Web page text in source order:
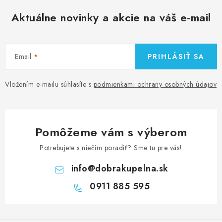
Aktuálne novinky a akcie na váš e-mail
Email
Vložením e-mailu súhlasíte s podmienkami ochrany osobných údajov
PRIHLÁSIŤ SA
Pomôžeme vám s výberom
Potrebujete s niečím poradiť? Sme tu pre vás!
info@dobrakupelna.sk
0911 885 595